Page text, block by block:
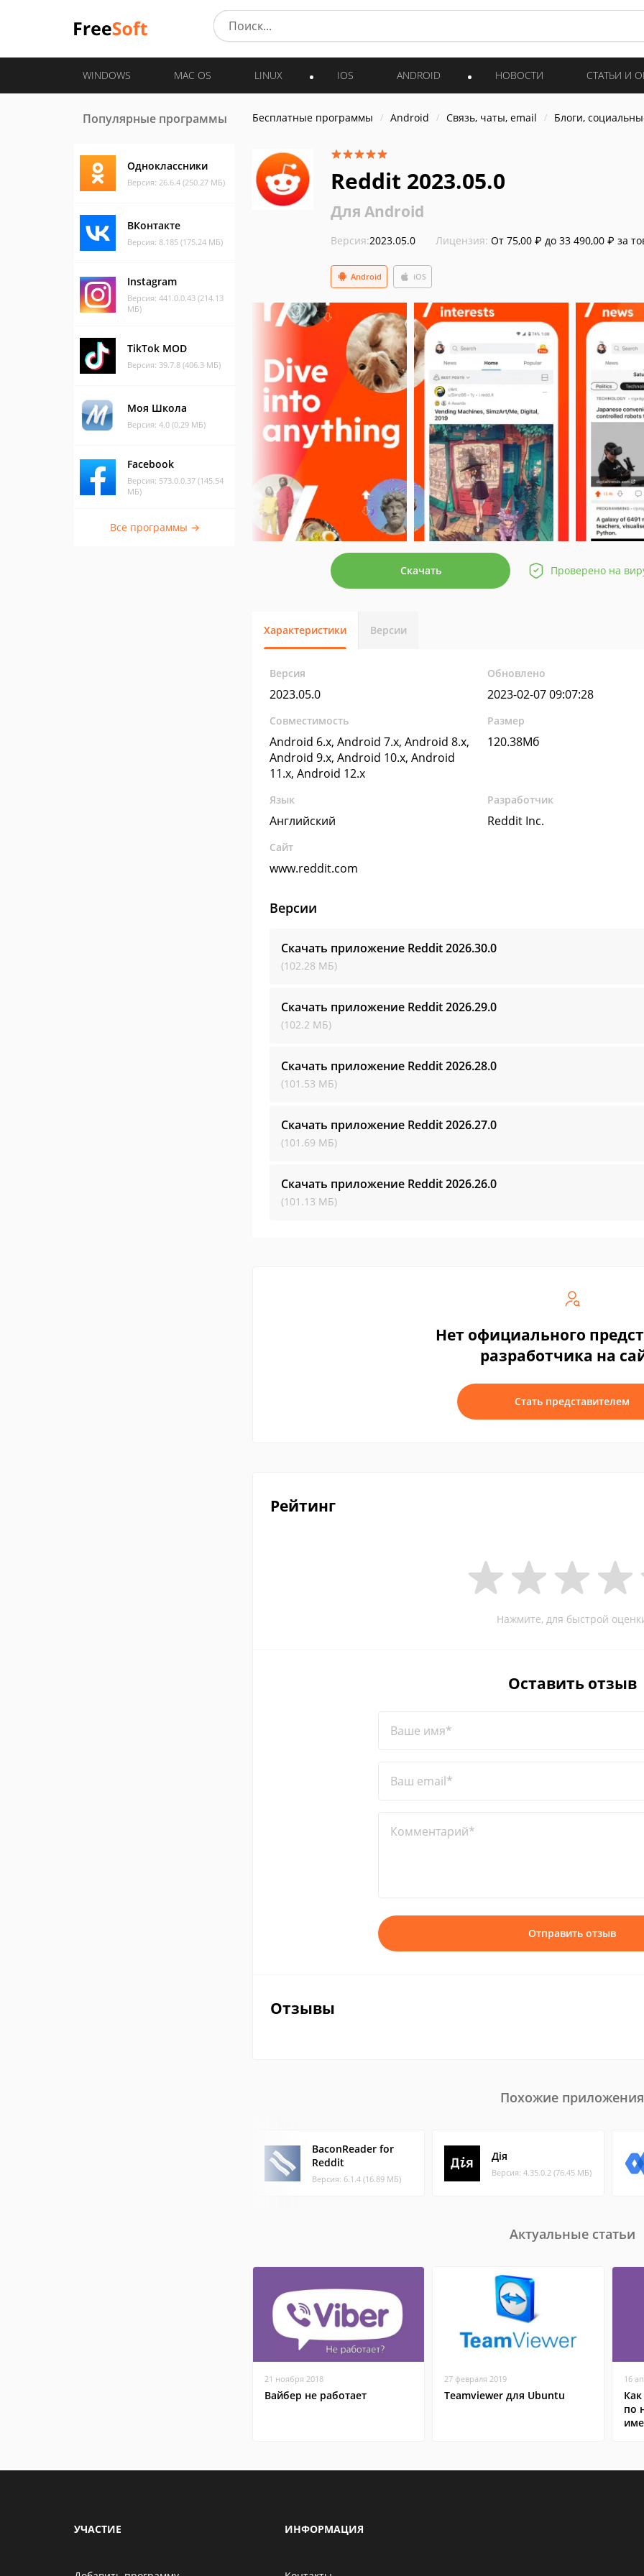
WINDOWS MAC OS LINUX IOS ANDROID НОВОСТИ СТАТЬИ И
Популярные программы
Одноклассники
Версия: 26.6.4 (250.27 МБ)
ВКонтакте
Версия: 8.185 (175.24 МБ)
Instagram
Версия: 441.0.0.43 (214.13
МБ)
TikTok MOD
Версия: 39.7.8 (406.3 МБ)
Моя Школа
Версия: 4.0 (0.29 МБ)
Facebook
Версия: 573.0.0.37 (145.54
МБ)
Все программы →
Бесплатные программы Android Связь, чаты, email Блоги,
Reddit 2023.05.0
Для Android
Версия:2023.05.0 Лицензия: От 75,00 ₽ до 33 490,00 ₽ за
Android iOS
Скачать Проверено на
Характеристики Версии
Версия
2023.05.0
Обновлено
2023-02-07 09:07:28
Совместимость
Android 6.x, Android 7.x, Android 8.x,
Android 9.x, Android 10.x, Android
11.x, Android 12.x
Размер
120.38Мб
Язык
Английский
Разработчик
Reddit Inc.
Сайт
www.reddit.com
Версии
Скачать приложение Reddit2026.30.0
(102.28 МБ)
Скачать приложение Reddit2026.29.0
(102.2 МБ)
Скачать приложение Reddit2026.28.0
(101.53 МБ)
Скачать приложение Reddit2026.27.0
(101.69 МБ)
Скачать приложение Reddit2026.26.0
(101.13 МБ)
Нет официального
разработчика на
Стать представителем
Рейтинг
Нажмите, для быстрой
Оставить отзыв
Ваше имя*
Ваш email*
Комментарий*
Отправить отзыв
Отзывы
Похожие приложения
BaconReader for
Reddit
Версия: 6.1.4 (16.89 МБ)
Дiя
Версия: 4.35.0.2 (76.45 МБ)
Актуальные статьи
21 ноября 2018
Вайбер не работает
27 февраля 2019
Teamviewer для Ubuntu
16
по
УЧАСТИЕ ИНФОРМАЦИЯ